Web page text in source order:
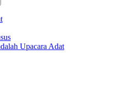
Upacara Adat